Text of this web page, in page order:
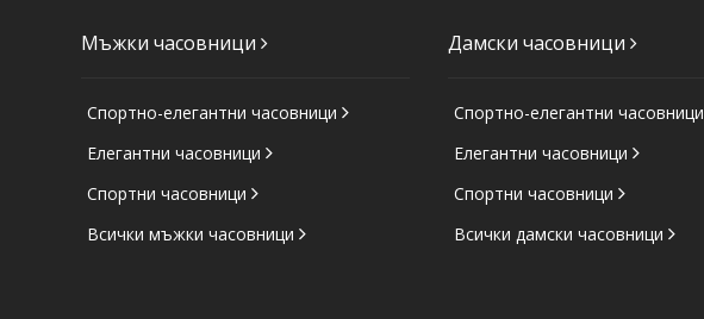
Мъжки часовници
Спортно-елегантни часовници
Елегантни часовници
Спортни часовници
Всички мъжки часовници
Дамски часовници
Спортно-елегантни часовници
Елегантни часовници
Спортни часовници
Всички дамски часовници